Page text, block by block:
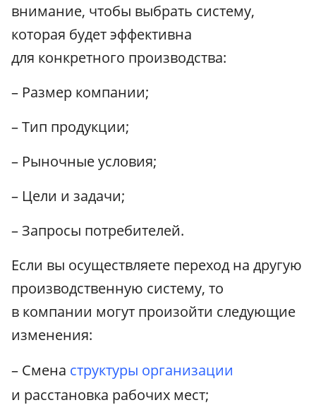
внимание, чтобы выбрать систему,
которая будет эффективна
для конкретного производства:
– Размер компании;
– Тип продукции;
– Рыночные условия;
– Цели и задачи;
– Запросы потребителей.
Если вы осуществляете переход на другую
производственную систему, то
в компании могут произойти следующие
изменения:
– Смена структуры организации
и расстановка рабочих мест;